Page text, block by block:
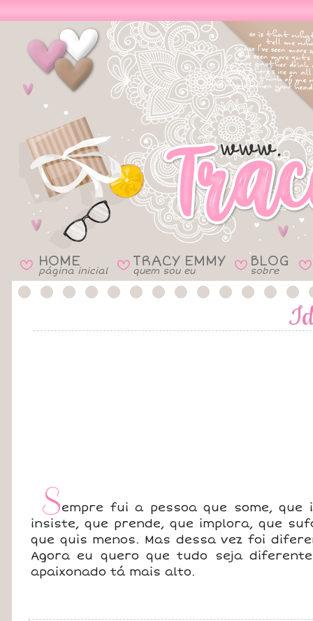
B HOME
página inicial B TRACY EMMY
quem sou eu B BLOG
sobre B
Sempre fui a pessoa que some,
insiste, que prende, que implora, que
que quis menos. Mas dessa vez foi
Agora eu quero que tudo seja
apaixonado tá mais alto.